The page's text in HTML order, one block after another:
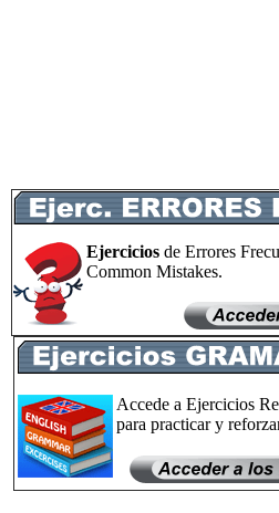
Ejerciciosde Errores
Common Mistakes.
Accede a Ejercicios
para practicar y